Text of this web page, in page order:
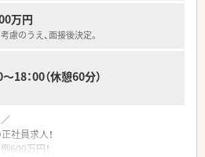
展開している、東証プライム上場の企業
万円
慮のうえ、面接後決定。
18：00（休憩60分）
社員求人！
600万円！